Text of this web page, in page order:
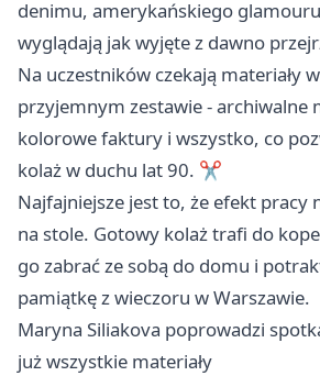
denimu, amerykańskiego
wyglądają jak wyjęte z dawno
Na uczestników czekają materiały
przyjemnym zestawie - archiwalne
kolorowe faktury i wszystko, co
kolaż w duchu lat 90. ✂️
Najfajniejsze jest to, że efekt pracy
na stole. Gotowy kolaż trafi do
go zabrać ze sobą do domu i
pamiątkę z wieczoru w Warszawie.
Maryna Siliakova poprowadzi
już wszystkie materiały